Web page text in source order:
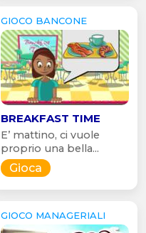
GIOCO BANCONE
BREAKFAST TIME
E’ mattino, ci vuole
proprio una bella...
Gioca
GIOCO MANAGERIALI